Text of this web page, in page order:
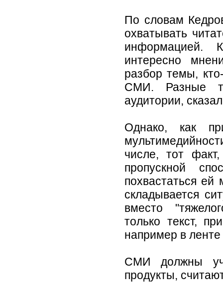
По словам
охватывать
информацией.
интересно
разбор темы,
СМИ. Разные
аудитории,
Однако, как
числе, тот
пропускной
похвастаться ей
складывается
вместо
только текст,
например в ленте
СМИ должны
продукты,